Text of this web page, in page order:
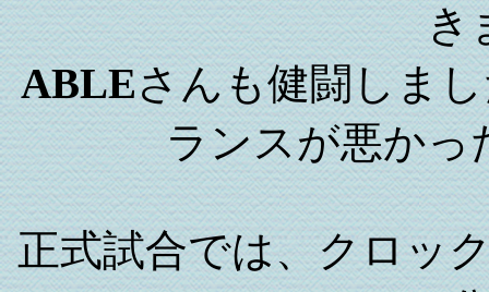
き
ABLEさんも健闘しま
ランスが悪かっ
正式試合では、クロッ